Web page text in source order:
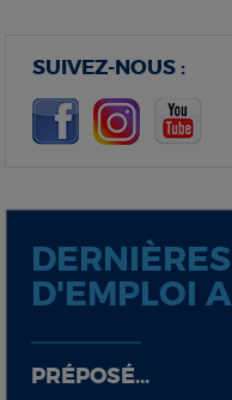
SUIVEZ-NOUS :
D'EMPLOI
PRÉPOSÉ...